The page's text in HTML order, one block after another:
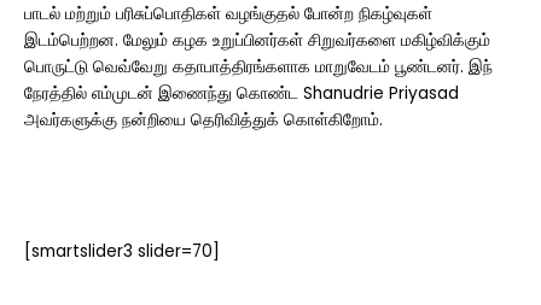
பாடல் ம‌ற்று‌ம் பரிசுப்பொதிகள் வழங்குதல் போன்ற நிகழ்வுகள்
இடம்பெற்றன. மேலும் கழக உறுப்பினர்கள் சிறுவர்களை மகிழ்விக்கும்
பொருட்டு வெவ்வேறு கதாபாத்திரங்களாக மாறுவேடம் பூண்டனர். இந்
நேரத்தில் எம்முடன் இணைந்து கொண்ட Shanudrie Priyasad
அவர்களுக்கு நன்றியை தெரிவித்துக் கொள்கிறோம்.
[smartslider3 slider=70]